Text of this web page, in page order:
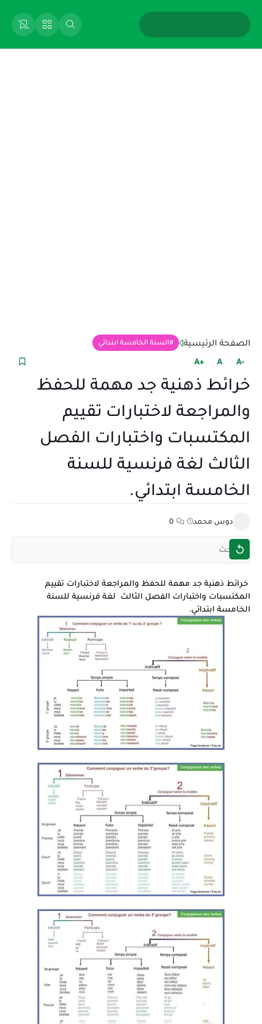
الصفحة الرئيسية السنة الخامسة ابتدائي
+A A -A
خرائط ذهنية جد مهمة للحفظ
والمراجعة لاختبارات تقييم
المكتسبات واختبارات الفصل
الثالث لغة فرنسية للسنة
الخامسة ابتدائي.
دوس محمد 0
خرائط ذهنية جد مهمة للحفظ والمراجعة لاختبارات تقييم
المكتسبات واختبارات الفصل الثالث لغة فرنسية للسنة
الخامسة ابتدائي.